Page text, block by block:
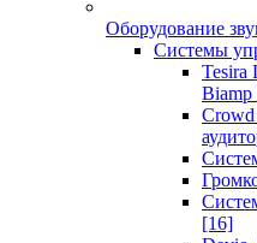
Оборудование
Системы
Tesira
Biamp
[16]